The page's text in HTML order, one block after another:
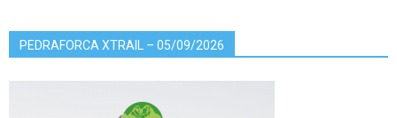
PEDRAFORCA XTRAIL – 05/09/2026